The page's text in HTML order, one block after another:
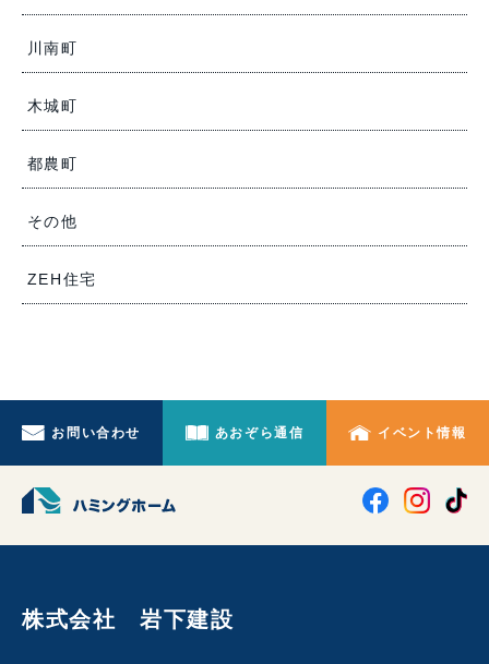
川南町
木城町
都農町
その他
ZEH住宅
お問い合わせ あおぞら通信 イベント情報
株式会社 岩下建設